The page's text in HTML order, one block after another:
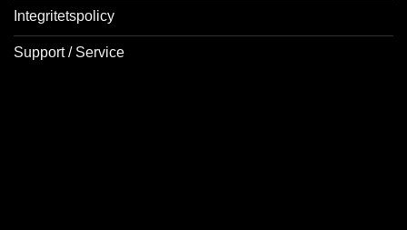
Integritetspolicy
Support / Service